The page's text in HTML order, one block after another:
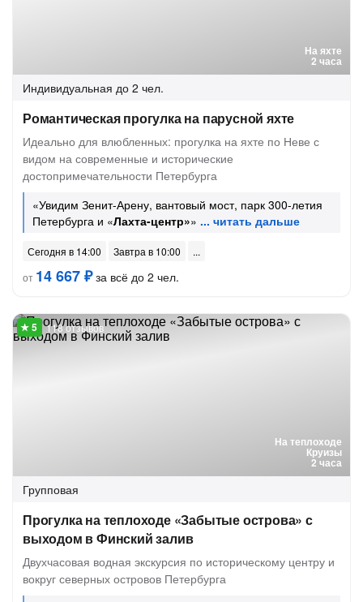
На яхте
2 часа
Индивидуальная до 2 чел.
Романтическая прогулка на парусной яхте
Идеально для влюбленных: прогулка на яхте по Неве с
видом на современные и исторические
достопримечательности Петербурга
«Увидим Зенит-Арену, вантовый мост, парк 300-летия
Петербурга и «Лахта-центр»»
Сегодня в 14:00
Завтра в 10:00
от 14 667 ₽за всё до 2 чел.
На теплоходе
Круизы
2 часа
118 отзывов
Групповая
Прогулка на теплоходе «Забытые острова» с
выходом в Финский залив
Двухчасовая водная экскурсия по историческому центру и
вокруг северных островов Петербурга